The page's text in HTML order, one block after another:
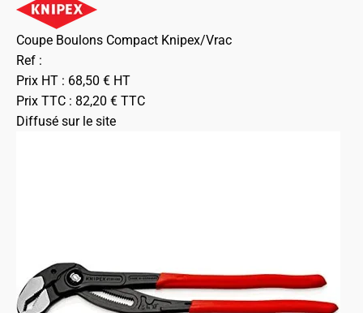
Coupe Boulons Compact Knipex/Vrac
Ref :
Prix HT : 68,50 € HT
Prix TTC : 82,20 € TTC
Diffusé sur le site